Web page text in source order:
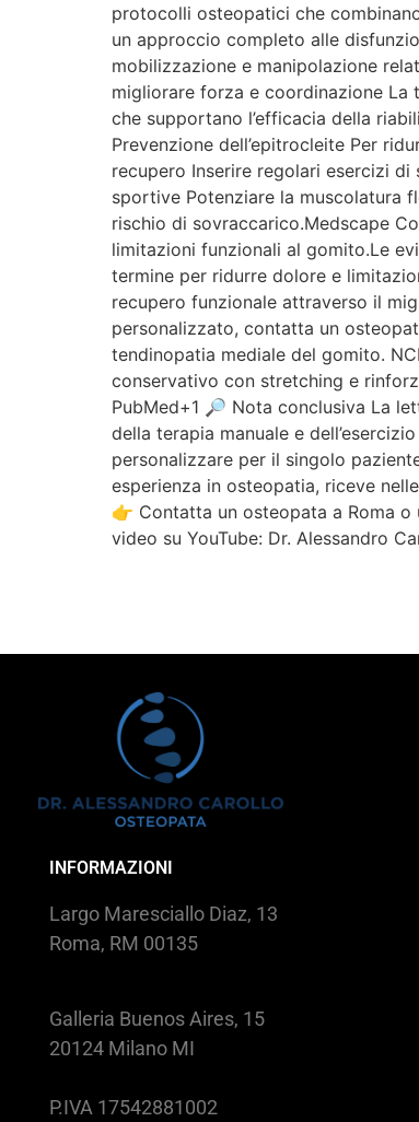
protocolli osteopatici che
un approccio completo alle
mobilizzazione e manipolazione
migliorare forza e coordinazione
che supportano l’efficacia della
Prevenzione dell’epitrocleite Per
recupero Inserire regolari esercizi
sportive Potenziare la muscolatura
rischio di sovraccarico.Medscape
limitazioni funzionali al gomito.Le
termine per ridurre dolore e
recupero funzionale attraverso il
personalizzato, contatta un
tendinopatia mediale del gomito.
conservativo con stretching e
PubMed+1 🔎 Nota conclusiva La
della terapia manuale e
personalizzare per il singolo
esperienza in osteopatia, riceve
👉 Contatta un osteopata a Roma
video su YouTube: Dr. Alessandro
INFORMAZIONI
Largo Maresciallo Diaz, 13
Roma, RM 00135
Galleria Buenos Aires, 15
20124 Milano MI
P.IVA 17542881002